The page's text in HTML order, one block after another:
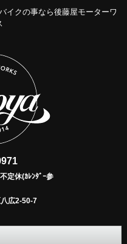
イクの事なら後藤屋モーターワ
定休(ｶﾚﾝﾀﾞｰ参
広2-50-7